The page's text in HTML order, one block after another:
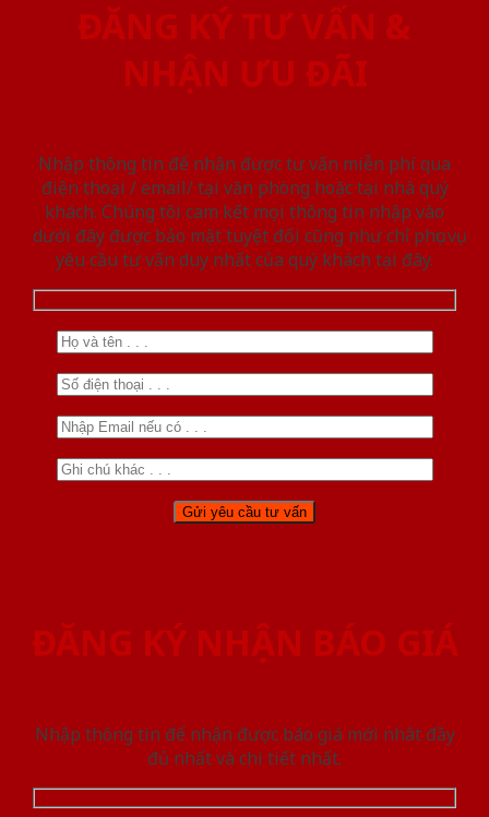
ĐĂNG KÝ TƯ VẤN &
NHẬN ƯU ĐÃI
Nhập thông tin để nhận được tư vấn miễn phí qua
điện thoại / email/ tại văn phòng hoặc tại nhà quý
khách. Chúng tôi cam kết mọi thông tin nhập vào
dưới đây được bảo mật tuyệt đối cũng như chỉ phục vụ
yêu cầu tư vấn duy nhất của quý khách tại đây.
ĐĂNG KÝ NHẬN BÁO GIÁ
Nhập thông tin để nhận được báo giá mới nhât đầy
đủ nhất và chi tiết nhất.